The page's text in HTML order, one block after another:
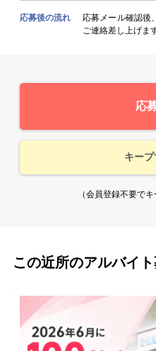
応募後の流れ
応募メール確認後
ご連絡差し上げます
応
キープ
（会員登録不要で
この近所のアルバイ